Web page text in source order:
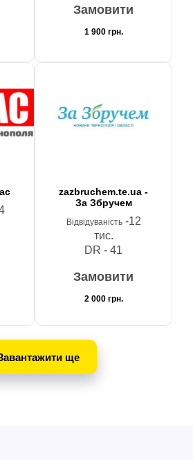
Замовити
1 900 грн.
zazbruchem.te.ua -
За Збручем
Відвідуваність-12
тис.
DR - 41
Замовити
2 000 грн.
ще